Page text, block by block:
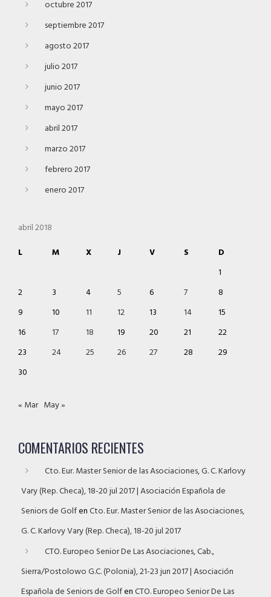
octubre 2017
septiembre 2017
agosto 2017
julio 2017
junio 2017
mayo 2017
abril 2017
marzo 2017
febrero 2017
enero 2017
abril 2018
L
M X J V S
D
1
2
3 4 5 6 7
8
9
10 11 12 13 14
15
16
17 18 19 20 21
22
23
24 25 26 27 28
29
30
« Mar May »
COMENTARIOS RECIENTES
Cto. Eur. Master Senior de las Asociaciones, G. C. Karlovy
Vary (Rep. Checa), 18-20 jul 2017 | Asociación Española de
Seniors de GolfenCto. Eur. Master Senior de las Asociaciones,
G. C. Karlovy Vary (Rep. Checa), 18-20 jul 2017
CTO. Europeo Senior De Las Asociaciones, Cab.,
Sierra/Postolowo G.C. (Polonia), 21-23 jun 2017 | Asociación
Española de Seniors de GolfenCTO. Europeo Senior De Las